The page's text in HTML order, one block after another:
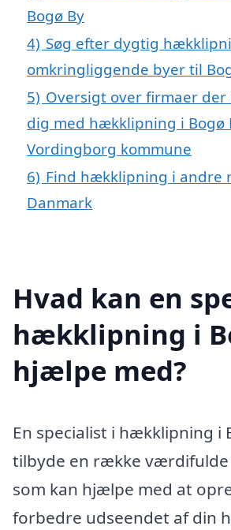
Bogø By
4) Søg efter dygtig
omkringliggende byer til
5) Oversigt over firmaer
dig med hækklipning i Bogø
Vordingborg kommune
6) Find hækklipning i andre
Danmark
Hvad kan en
hækklipning i
hjælpe med?
En specialist i hækklipning i
tilbyde en række værdifulde
som kan hjælpe med at
forbedre udseendet af din